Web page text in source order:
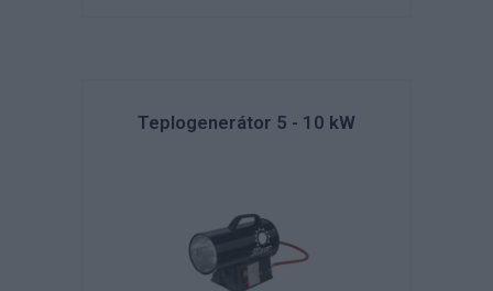
Teplogenerátor 5 - 10 kW